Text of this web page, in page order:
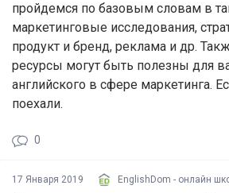
пройдемся по базовым словам в
маркетинговые исследования,
продукт и бренд, реклама и др.
ресурсы могут быть полезны для
английского в сфере маркетинга.
поехали.
0
17 Января 2019 EnglishDom - онлайн